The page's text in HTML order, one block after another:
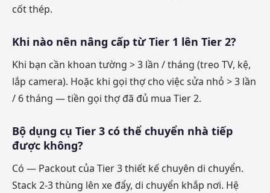
cốt thép.
Khi nào nên nâng cấp từ Tier 1 lên Tier 2?
Khi bạn cần khoan tường > 3 lần / tháng (treo TV, kệ,
lắp camera). Hoặc khi gọi thợ cho việc sửa nhỏ > 3 lần
/ 6 tháng — tiền gọi thợ đã đủ mua Tier 2.
Bộ dụng cụ Tier 3 có thể chuyển nhà tiếp
được không?
Có — Packout của Tier 3 thiết kế chuyên di chuyển.
Stack 2-3 thùng lên xe đẩy, di chuyển khắp nơi. Hệ